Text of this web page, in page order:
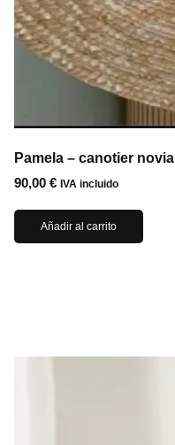
Pamela – canotier novia
90,00 € IVA incluido
Añadir al carrito